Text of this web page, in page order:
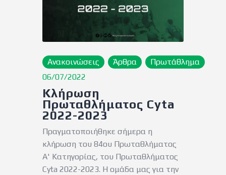
Ανακοινώσεις Άρθρα
Πρωτάθλημα
06/07/2022
Κλήρωση
Πρωταθλήματος Cyta
2022-2023
Πραγματοποιήθηκε σήμερα η
κλήρωση του 84ου Πρωταθλήματος
Α' Κατηγορίας, του Πρωταθλήματος
Cyta 2022-2023. Η ομάδα μας για την